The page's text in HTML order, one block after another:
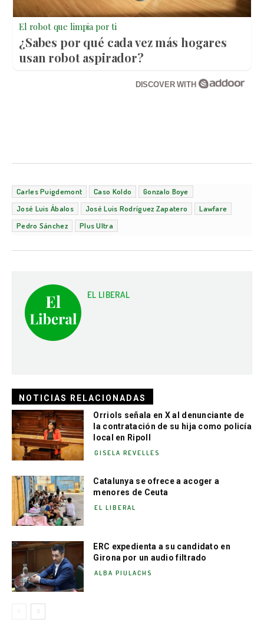
El robot que limpia por ti
¿Sabes por qué cada vez más hogares
usan robot aspirador?
DISCOVER WITH
Carles Puigdemont Caso Koldo
Gonzalo Boye
José Luis Ábalos
José Luis Rodríguez Zapatero
Lawfare
Pedro Sánchez
Plus Ultra
EL LIBERAL
NOTICIAS RELACIONADAS
Orriols señala en X al denunciante de
la contratación de su hija como policía
local en Ripoll
GISELA REVELLES
Catalunya se ofrece a acoger a
menores de Ceuta
EL LIBERAL
ERC expedienta a su candidato en
Girona por un audio filtrado
ALBA PIULACHS